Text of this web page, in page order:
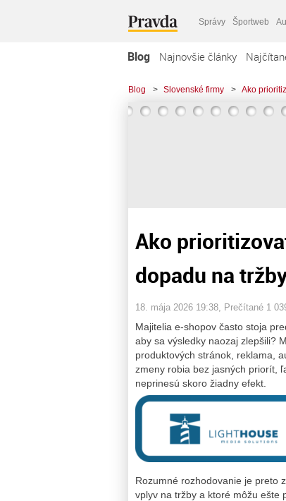
Správy Športweb
Blog Najnovšie články
Blog > Slovenské firmy > Ako
Ako
dopadu na
18. mája 2026 19:38 , Prečítané 1
Majitelia e-shopov často stoja
aby sa výsledky naozaj zlepšili?
produktových stránok, reklama,
zmeny robia bez jasných priorít,
neprinesú skoro žiadny efekt.
Rozumné rozhodovanie je preto
vplyv na tržby a ktoré môžu ešte